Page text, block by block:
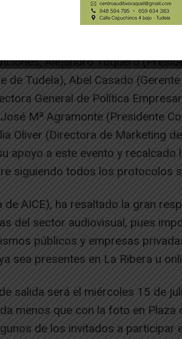
el audiovisual español por
Alejandro Toquero
de Tudela), Abel Casado
General de Política
Mª Agramonte (Presidente
Oliver (Directora de Marketing
apoyo a este evento y recalcado
siguiendo todos los protocolos
de AICE), ha resaltado la gran
del sector audiovisual, pues
públicos y empresas
sea presentes en La Ribera u
salida será el miércoles 15 de
menos que con la foto en Plaza
de los invitados a participar